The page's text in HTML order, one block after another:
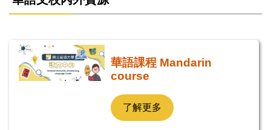
華語課程 Mandarin
course
了解更多